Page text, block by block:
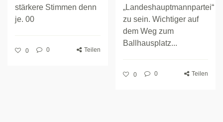
stärkere Stimmen denn
je. 00
0 0 Teilen
„Landeshauptmannpartei“
zu sein. Wichtiger auf
dem Weg zum
Ballhausplatz...
0 0 Teilen